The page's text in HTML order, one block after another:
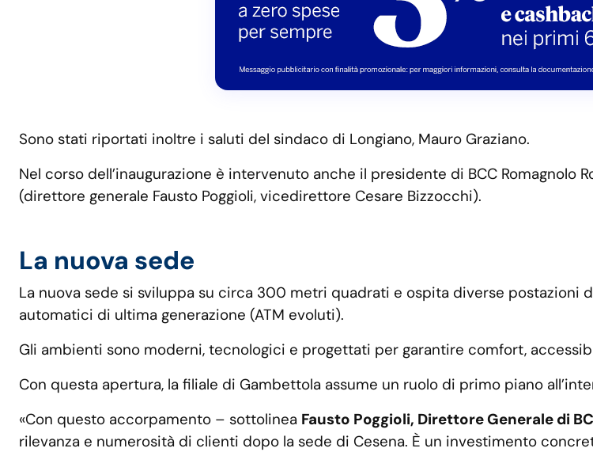
Sono stati riportati inoltre i saluti del sindaco di Longiano, Mauro Graziano.
Nel corso dell’inaugurazione è intervenuto anche il presidente di BCC Romagnolo
(direttore generale Fausto Poggioli, vicedirettore Cesare Bizzocchi).
La nuova sede
La nuova sede si sviluppa su circa 300 metri quadrati e ospita diverse postazioni
automatici di ultima generazione (ATM evoluti).
Gli ambienti sono moderni, tecnologici e progettati per garantire comfort,
Con questa apertura, la filiale di Gambettola assume un ruolo di primo piano
«Con questo accorpamento – sottolinea Fausto Poggioli, Direttore Generale di
rilevanza e numerosità di clienti dopo la sede di Cesena. È un investimento